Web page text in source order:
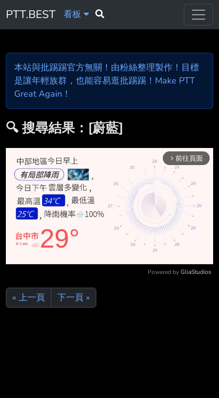
PTT.BEST 看板
本站與批踢踢官方無關！由粉絲整理製作！目標
是讓年輕族群，也能容易逛批踢踢！Make PTT
Great Again！
🔍 搜尋結果：[蔚藍]
arrow_forward_ios 前往頁面
Powered by GliaStudios
« 上一頁 下一頁 »